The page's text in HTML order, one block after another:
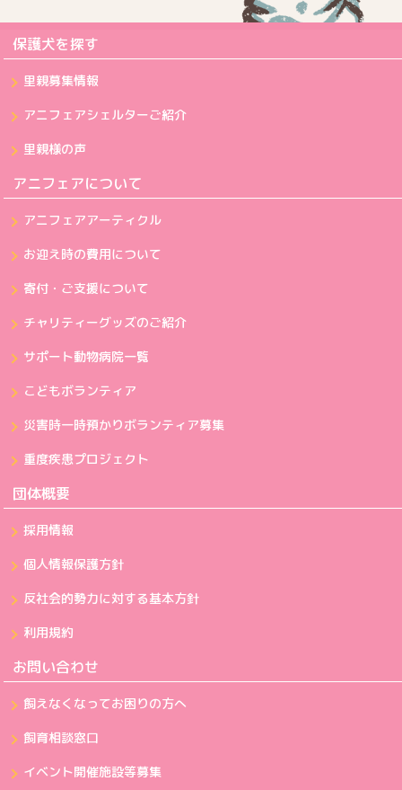
保護犬を探す
里親募集情報
アニフェアシェルターご紹介
里親様の声
アニフェアについて
アニフェアアーティクル
お迎え時の費用について
寄付・ご支援について
チャリティーグッズのご紹介
サポート動物病院一覧
こどもボランティア
災害時一時預かりボランティア募集
重度疾患プロジェクト
団体概要
採用情報
個人情報保護方針
反社会的勢力に対する基本方針
利用規約
お問い合わせ
飼えなくなってお困りの方へ
飼育相談窓口
イベント開催施設等募集